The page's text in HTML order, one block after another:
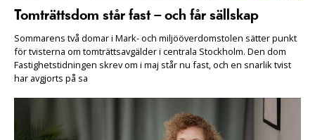
Tomträttsdom står fast – och får sällskap
Sommarens två domar i Mark- och miljööverdomstolen sätter punkt
för tvisterna om tomträttsavgälder i centrala Stockholm. Den dom
Fastighetstidningen skrev om i maj står nu fast, och en snarlik tvist
har avgjorts på sa